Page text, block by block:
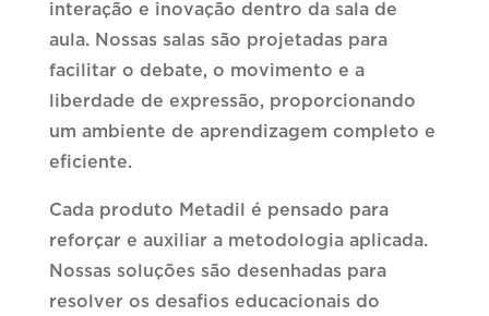
interação e inovação dentro da sala de
aula. Nossas salas são projetadas para
facilitar o debate, o movimento e a
liberdade de expressão, proporcionando
um ambiente de aprendizagem completo e
eficiente.
Cada produto Metadil é pensado para
reforçar e auxiliar a metodologia aplicada.
Nossas soluções são desenhadas para
resolver os desafios educacionais do